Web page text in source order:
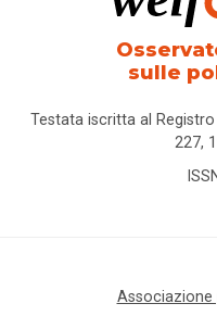
sulle
Testata iscritta al
227,
Associazione